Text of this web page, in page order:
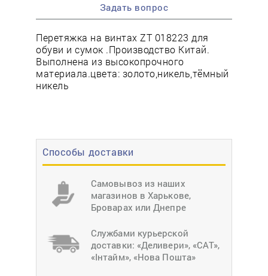
Способы доставки
Самовывоз из наших
магазинов в Харькове,
Броварах или Днепре
Службами курьерской
доставки: «Деливери», «САТ»,
«Інтайм», «Нова Пошта»
Задать вопрос
Перетяжка на винтах ZT 018223 для
обуви и сумок .Производство Китай.
Выполнена из высокопрочного
материала.цвета: золото,никель,тёмный
никель